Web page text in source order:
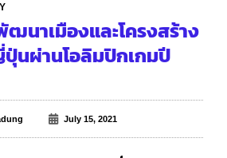
นาเมืองและโครงสร้าง
นผ่านโอลิมปิกเกมปี
July 15, 2021